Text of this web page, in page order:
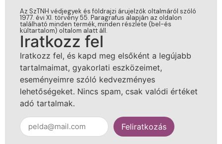
Az SzTNH védjegyek és földrajzi árujelzők oltalmáról szóló
1977. évi XI. törvény 55. Paragrafus alapján az oldalon
található minden termék, minden részlete (bel-és
kültartalom) oltalom alatt áll.
Iratkozz fel
Iratkozz fel, és kapd meg elsőként a legújabb
tartalmaimat, gyakorlati eszközeimet,
eseményeimre szóló kedvezményes
lehetőségeket. Nincs spam, csak valódi értéket
adó tartalmak.
Feliratkozás